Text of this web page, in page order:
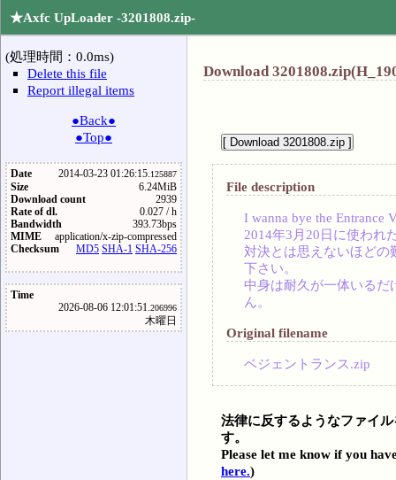
★Axfc UpLoader -3201808.zip-
(処理時間：0.0ms)
Delete this file
Report illegal items
●Back●
●Top●
Date 2014-03-23 01:26:15.125887
Size
6.24MiB
Download count
2939
Rate of dl.
0.027 / h
Bandwidth
393.73bps
MIME
application/x-zip-compressed
Checksum
MD5 SHA-1 SHA-256
Time
2026-08-06 12:01:51.206996
木曜日
Download
File description
I wanna bye the Entrance
2014年3月20日に使われ
対決とは思えないほどの
下さい。
中身は耐久が一体いる
ん。
Original filename
ベジェントランス.zip
法律に反するようなファイ
す。
Please let me know if you
here.)